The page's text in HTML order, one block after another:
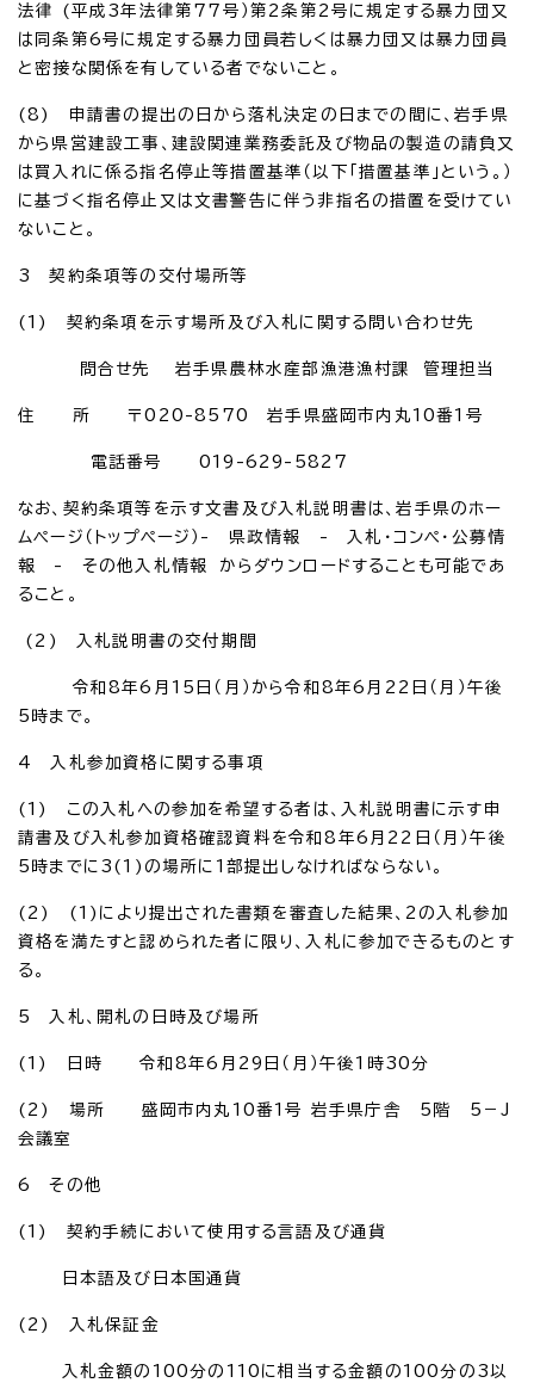
法律 (平成3年法律第77号）第2条第2号に規定する暴力団又
は同条第6号に規定する暴力団員若しくは暴力団又は暴力団員
と密接な関係を有している者でないこと。
(8) 申請書の提出の日から落札決定の日までの間に、岩手県
から県営建設工事、建設関連業務委託及び物品の製造の請負又
は買入れに係る指名停止等措置基準（以下「措置基準」という。）
に基づく指名停止又は文書警告に伴う非指名の措置を受けてい
ないこと。
3 契約条項等の交付場所等
(1) 契約条項を示す場所及び入札に関する問い合わせ先
問合せ先 岩手県農林水産部漁港漁村課 管理担当
住 所 〒020-8570 岩手県盛岡市内丸10番1号
電話番号 019-629-5827
なお、契約条項等を示す文書及び入札説明書は、岩手県のホー
ムページ（トップページ）- 県政情報 - 入札・コンペ・公募情
報 - その他入札情報 からダウンロードすることも可能であ
ること。
(2) 入札説明書の交付期間
令和8年6月15日（月）から令和8年6月22日（月）午後
5時まで。
4 入札参加資格に関する事項
(1) この入札への参加を希望する者は、入札説明書に示す申
請書及び入札参加資格確認資料を令和8年6月22日（月）午後
5時までに3(1)の場所に1部提出しなければならない。
(2) (1)により提出された書類を審査した結果、2の入札参加
資格を満たすと認められた者に限り、入札に参加できるものとす
る。
5 入札、開札の日時及び場所
(1) 日時 令和8年6月29日（月）午後1時30分
(2) 場所 盛岡市内丸10番1号 岩手県庁舎 5階 5－J
会議室
6 その他
(1) 契約手続において使用する言語及び通貨
日本語及び日本国通貨
(2) 入札保証金
入札金額の100分の110に相当する金額の100分の3以